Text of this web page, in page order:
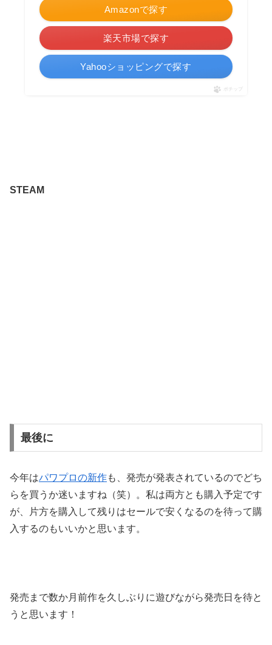
Amazonで探す
楽天市場で探す
Yahooショッピングで探す
ポチップ
STEAM
最後に
今年はパワプロの新作も、発売が発表されているのでどち
らを買うか迷いますね（笑）。私は両方とも購入予定です
が、片方を購入して残りはセールで安くなるのを待って購
入するのもいいかと思います。
発売まで数か月前作を久しぶりに遊びながら発売日を待と
うと思います！